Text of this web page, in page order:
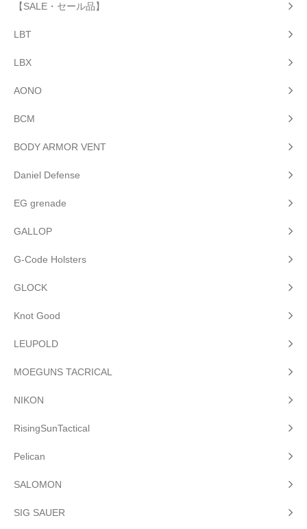
【SALE・セール品】
LBT
LBX
AONO
BCM
BODY ARMOR VENT
Daniel Defense
EG grenade
GALLOP
G-Code Holsters
GLOCK
Knot Good
LEUPOLD
MOEGUNS TACRICAL
NIKON
RisingSunTactical
Pelican
SALOMON
SIG SAUER